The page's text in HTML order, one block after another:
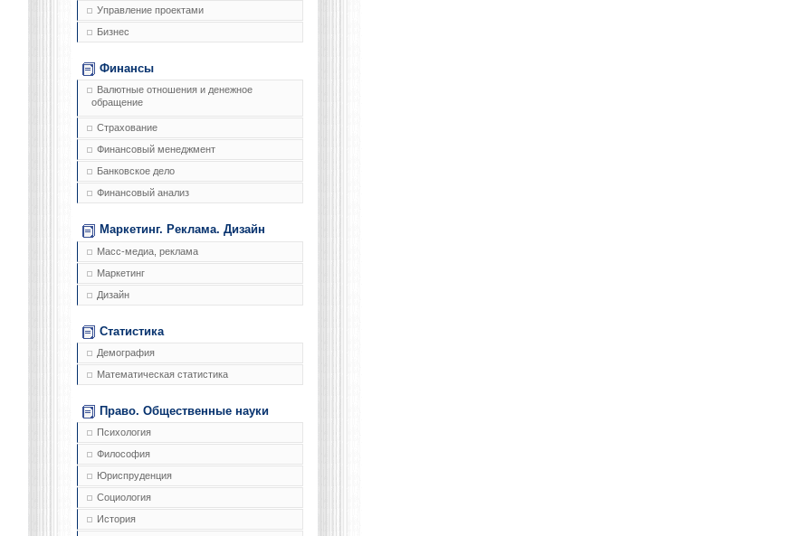
Управление проектами
Бизнес
Финансы
Валютные отношения и денежное
обращение
Страхование
Финансовый менеджмент
Банковское дело
Финансовый анализ
Маркетинг. Реклама. Дизайн
Масс-медиа, реклама
Маркетинг
Дизайн
Статистика
Демография
Математическая статистика
Право. Общественные науки
Психология
Философия
Юриспруденция
Социология
История